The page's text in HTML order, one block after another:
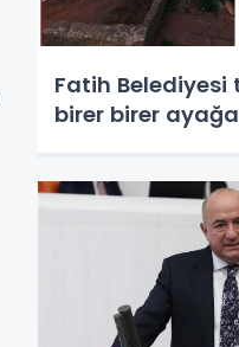
Fatih
birer birer ayağa